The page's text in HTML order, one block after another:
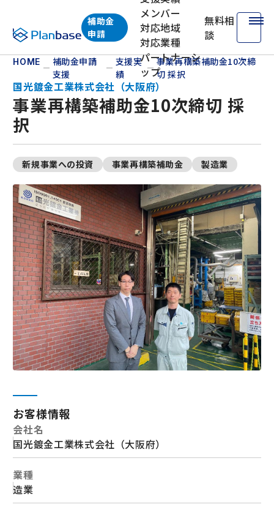
株式会社プランベース
補助金
申請
メンバー
対応地域
対応業種
パートナーシ
ップ
無料相
談
HOME
補助金申請
支援
支援実
績
事業再構築補助金10次締
切 採択
国光鍍金工業株式会社（大阪府）
事業再構築補助金10次締切 採
択
新規事業への投資 事業再構築補助金 製造業
お客様情報
会社名
国光鍍金工業株式会社（大阪府）
業種
造業